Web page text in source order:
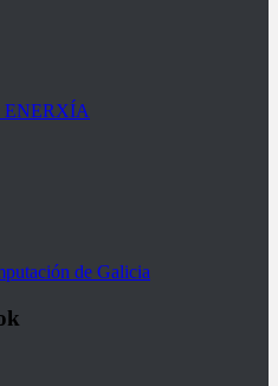
ENERXÍA
de Galicia